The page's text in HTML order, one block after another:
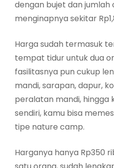
dengan bujet dan jumlah
menginapnya sekitar
Harga sudah termasuk
tempat tidur untuk dua
fasilitasnya pun cukup
mandi, sarapan, dapur,
peralatan mandi, hingga
sendiri, kamu bisa
tipe nature camp.
Harganya hanya Rp350